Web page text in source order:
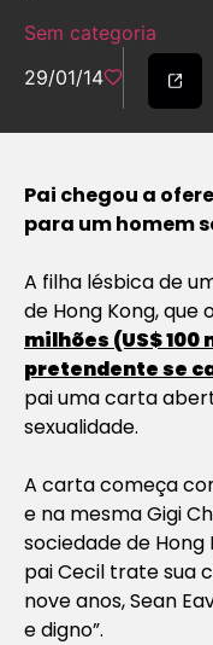
Sem categoria
29/01/14
Pai chegou a
para um homem
A filha lésbica de
de Hong Kong, que
milhões (US$
pretendente se
pai uma carta
sexualidade.
A carta começa
e na mesma Gigi
sociedade de Hong
pai Cecil trate sua
nove anos, Sean
e digno”.